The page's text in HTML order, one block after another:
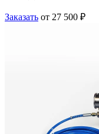
Заказать от 27 500 ₽